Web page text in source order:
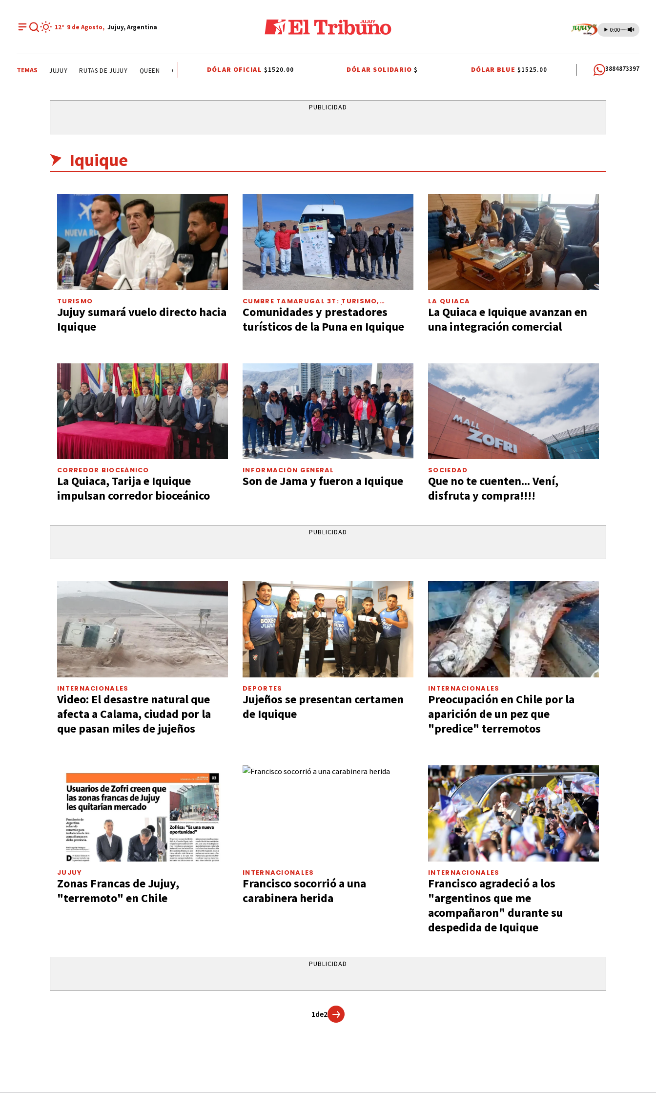
12° 9 de Agosto, Jujuy, Argentina 0:00
TEMAS
TIEMPO EN JUJUY RUTAS DE JUJUY QUEEN CORTE DE AGUA JAPÓN LEANDRO PAREDES PAPA LEÓN XIV FERIA DEL LIBRO
DÓLAR OFICIAL $1520.00 DÓLAR SOLIDARIO$ DÓLAR BLUE $1525.00 3884873397
PUBLICIDAD
Iquique
TURISMO
Jujuy sumará vuelo directo hacia
Iquique
CUMBRE TAMARUGAL 3T: TURISMO,
TERRITORIO Y TECNOLOGÍA
Comunidades y prestadores
turísticos de la Puna en Iquique
LA QUIACA
La Quiaca e Iquique avanzan en
una integración comercial
CORREDOR BIOCEÁNICO
La Quiaca, Tarija e Iquique
impulsan corredor bioceánico
INFORMACIÓN GENERAL
Son de Jama y fueron a Iquique
SOCIEDAD
Que no te cuenten... Vení,
disfruta y compra!!!!
PUBLICIDAD
INTERNACIONALES
Video: El desastre natural que
afecta a Calama, ciudad por la
que pasan miles de jujeños
DEPORTES
Jujeños se presentan certamen
de Iquique
INTERNACIONALES
Preocupación en Chile por la
aparición de un pez que
"predice" terremotos
JUJUY
Zonas Francas de Jujuy,
"terremoto" en Chile
INTERNACIONALES
Francisco socorrió a una
carabinera herida
INTERNACIONALES
Francisco agradeció a los
"argentinos que me
acompañaron" durante su
despedida de Iquique
PUBLICIDAD
1de2